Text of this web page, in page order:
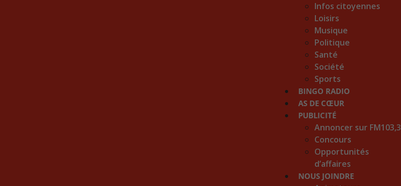
Infos citoyennes
Loisirs
Musique
Politique
Santé
Société
Sports
BINGO RADIO
AS DE CŒUR
PUBLICITÉ
Annoncer sur FM103,3
Concours
Opportunités
d’affaires
NOUS JOINDRE